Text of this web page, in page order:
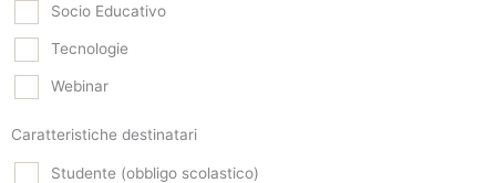
Socio Educativo
Tecnologie
Webinar
Caratteristiche destinatari
Studente (obbligo scolastico)